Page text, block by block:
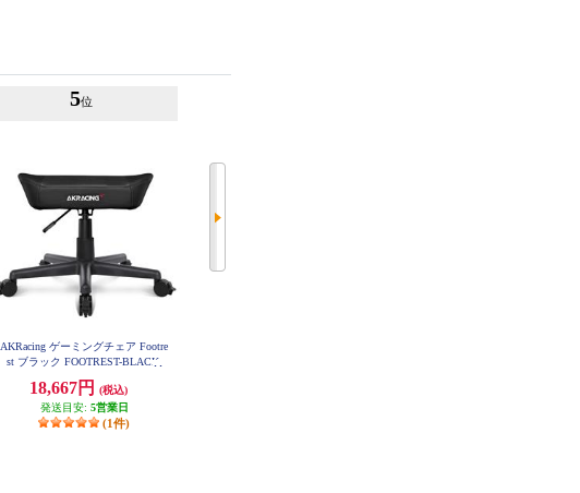
5位
AKRacing ゲーミングチェア Footre
st ブラック FOOTREST-BLACK
18,667円
(税込)
発送目安: 5営業日
(1件)